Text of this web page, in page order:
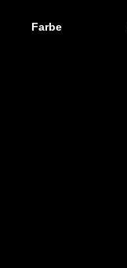
Farbe